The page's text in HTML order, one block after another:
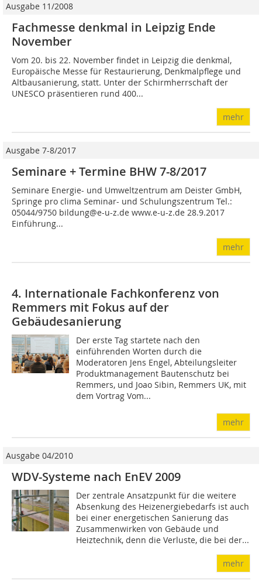
Ausgabe 11/2008
Fachmesse denkmal in Leipzig Ende
November
Vom 20. bis 22. November findet in Leipzig die denkmal,
Europäische Messe für Restaurierung, Denkmalpflege und
Altbausanierung, statt. Unter der Schirmherrschaft der
UNESCO präsentieren rund 400...
mehr
Ausgabe 7-8/2017
Seminare + Termine BHW 7-8/2017
Seminare Energie- und Umweltzentrum am Deister GmbH,
Springe pro clima Seminar- und Schulungszentrum Tel.:
05044/9750 bildung@e-u-z.de www.e-u-z.de 28.9.2017
Einführung...
mehr
4. Internationale Fachkonferenz von
Remmers mit Fokus auf der
Gebäudesanierung
Der erste Tag startete nach den
einführenden Worten durch die
Moderatoren Jens Engel, Abteilungsleiter
Produktmanagement Bautenschutz bei
Remmers, und Joao Sibin, Remmers UK, mit
dem Vortrag Vom...
mehr
Ausgabe 04/2010
WDV-Systeme nach EnEV 2009
Der zentrale Ansatzpunkt für die weitere
Absenkung des Heizenergiebedarfs ist auch
bei einer energetischen Sanierung das
Zusammenwirken von Gebäude und
Heiztechnik, denn die Verluste, die bei der...
mehr